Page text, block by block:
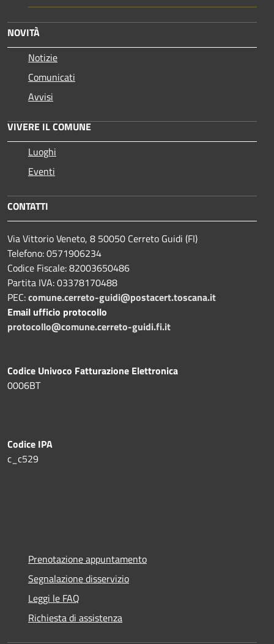
NOVITÀ
Notizie
Comunicati
Avvisi
VIVERE IL COMUNE
Luoghi
Eventi
CONTATTI
Via Vittorio Veneto, 8 50050 Cerreto Guidi (FI)
Telefono: 0571906234
Codice Fiscale: 82003650486
Partita IVA: 03378170488
PEC:comune.cerreto-guidi@postacert.toscana.it
Email ufficio protocollo
protocollo@comune.cerreto-guidi.fi.it
Codice Univoco Fatturazione Elettronica
0006BT
Codice IPA
c_c529
Prenotazione appuntamento
Segnalazione disservizio
Leggi le FAQ
Richiesta di assistenza